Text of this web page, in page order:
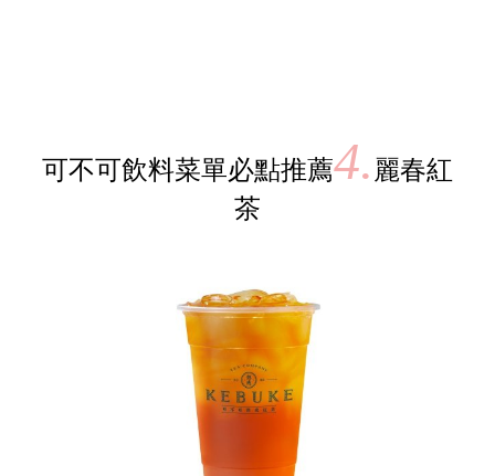
可不可飲料菜單必點推薦4. 麗春紅
茶